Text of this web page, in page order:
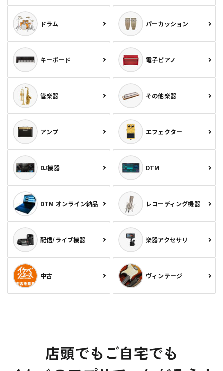
ドラム パーカッション
キーボード 電子ピアノ
管楽器 その他楽器
アンプ エフェクター
DJ機器 DTM
DTM オンライン納品 レコーディング機器
配信/ライブ機器 楽器アクセサリ
中古 ヴィンテージ